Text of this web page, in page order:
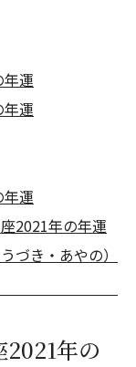
年運
年運
年運
2021年の年運
づき・あやの）
2021年の